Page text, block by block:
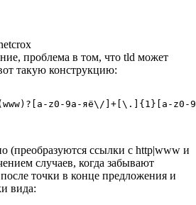
проблема в том, что tld может
такую конструкцию:
z0-9а-яё\/]+[\.]{1}[a-
(преобразуются ссылки с http|www и
случаев, когда забывают
точки в конце предложения и
вида: